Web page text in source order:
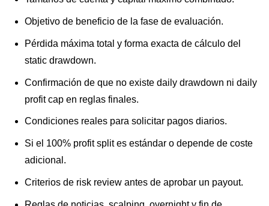
Objetivo de beneficio de la fase de evaluación.
Pérdida máxima total y forma exacta de cálculo del
static drawdown.
Confirmación de que no existe daily drawdown ni daily
profit cap en reglas finales.
Condiciones reales para solicitar pagos diarios.
Si el 100% profit split es estándar o depende de coste
adicional.
Criterios de risk review antes de aprobar un payout.